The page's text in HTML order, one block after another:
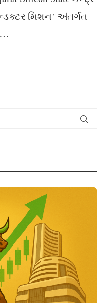
મિશન’ અંતર્ગત
…